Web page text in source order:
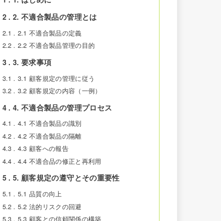
2
2. 不適合製品の管理とは
2.1
2.1 不適合製品の定義
2.2
2.2 不適合製品管理の目的
3 3. 要求事項
3.1
3.1 顧客規定の管理に従う
3.2
3.2 顧客規定の内容（一例）
4 4. 不適合製品の管理プロセス
4.1
4.1 不適合製品の識別
4.2
4.2 不適合製品の隔離
4.3
4.3 顧客への報告
4.4
4.4 不適合品の修正と再利用
5 5. 顧客規定の遵守とその重要性
5.1
5.1 品質の向上
5.2
5.2 法的リスクの回避
5.3
5.3 顧客との信頼関係の構築